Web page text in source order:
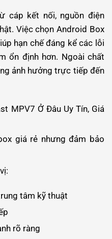
cáp kết nối, nguồn điện
Việc chọn Android Box
hạn chế đáng kể các lỗi
ổn định hơn. Ngoài chất
ảnh hưởng trực tiếp đến
MPV7 Ở Đâu Uy Tín, Giá
giá rẻ nhưng đảm bảo
tâm kỹ thuật
rõ ràng